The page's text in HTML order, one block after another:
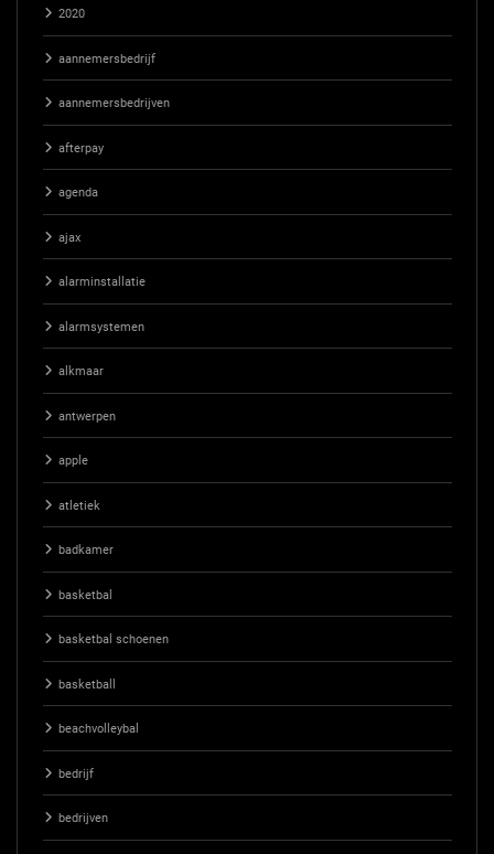
2020
aannemersbedrijf
aannemersbedrijven
afterpay
agenda
ajax
alarminstallatie
alarmsystemen
alkmaar
antwerpen
apple
atletiek
badkamer
basketbal
basketbal schoenen
basketball
beachvolleybal
bedrijf
bedrijven